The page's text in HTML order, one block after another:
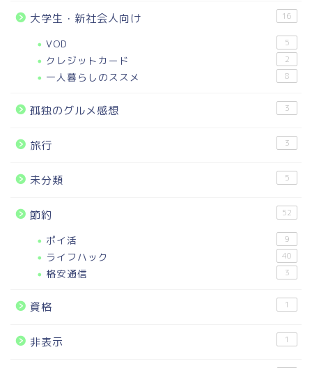
大学生・新社会人向け 16
VOD 5
クレジットカード 2
一人暮らしのススメ 8
孤独のグルメ感想 3
旅行 3
未分類 5
節約 52
ポイ活 9
ライフハック 40
格安通信 3
資格 1
非表示 1